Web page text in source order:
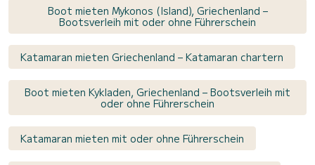
Boot mieten Mykonos (Island), Griechenland –
Bootsverleih mit oder ohne Führerschein
Katamaran mieten Griechenland – Katamaran chartern
Boot mieten Kykladen, Griechenland – Bootsverleih mit
oder ohne Führerschein
Katamaran mieten mit oder ohne Führerschein